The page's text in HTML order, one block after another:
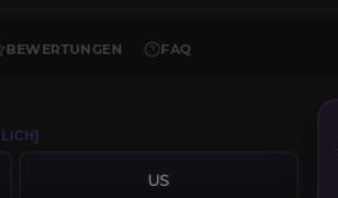
BEWERTUNGEN FAQ
US